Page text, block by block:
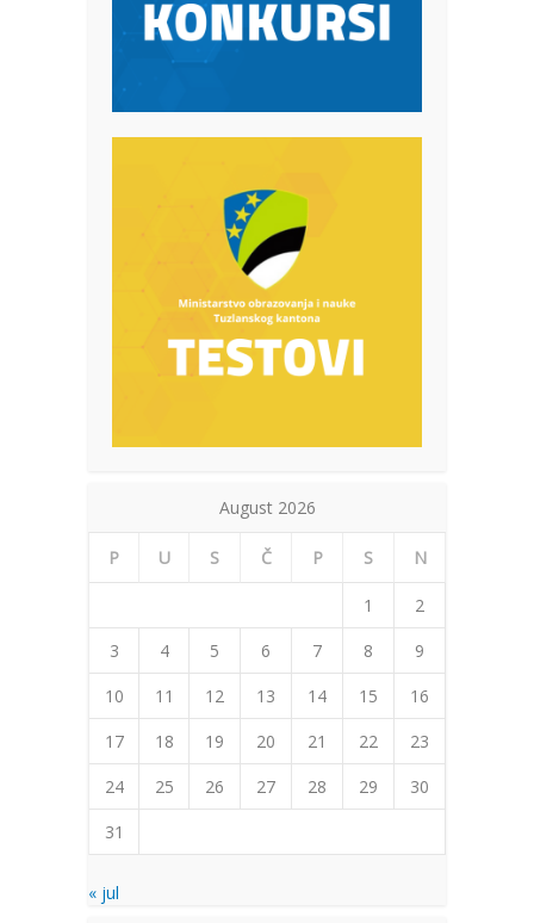
August 2026
P U S Č P S N
1
2
3
4 5 6 7 8
9
10
11 12 13 14 15
16
17
18 19 20 21 22
23
24
25 26 27 28 29
30
31
« jul